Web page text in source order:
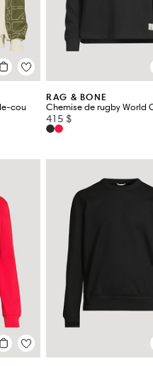
cou
RAG & BONE
Chemise de rugby World
415 $